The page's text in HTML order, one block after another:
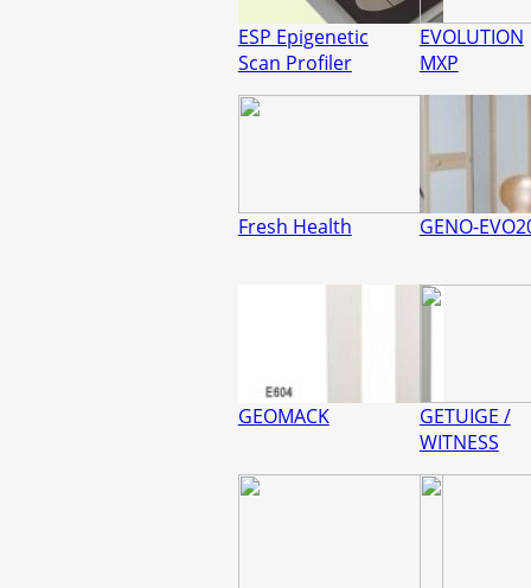
ESP Epigenetic
Scan Profiler
EVOLUTION
MXP
Fresh Health GENO-
GEOMACK
GETUIGE /
WITNESS